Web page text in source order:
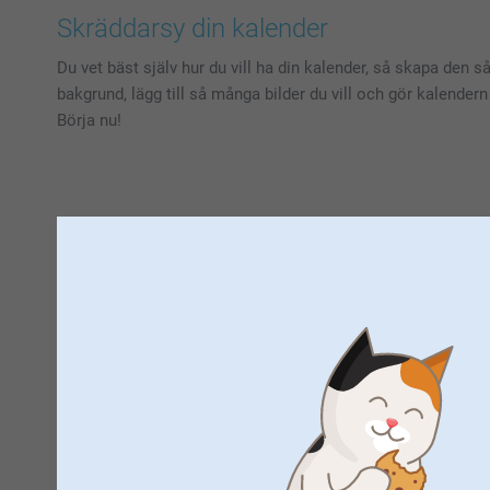
Skräddarsy din kalender
Du vet bäst själv hur du vill ha din kalender, så skapa den
bakgrund, lägg till så många bilder du vill och gör
Börja nu!
Gör en
Hos smartphoto erbjuder vi en uppsjö av möjligheter för
en speciell
Designa en fotokalender med familjen
En av våra mest populära produkter är familjekalendern.
familjemedlems dagliga uppgifter och aktiviteter är det
lite kvalitetstid ihop. Detta kan lätt bli en årlig tradition